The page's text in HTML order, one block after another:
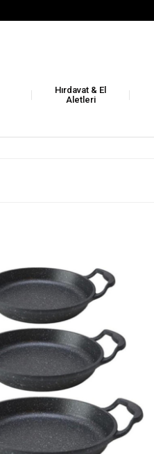
Hırdavat & El
Aletleri